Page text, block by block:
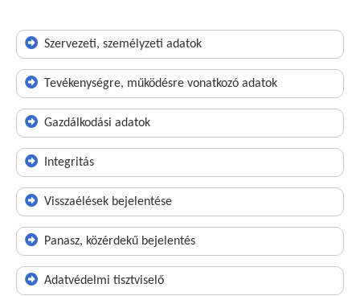
Szervezeti, személyzeti adatok
Tevékenységre, működésre vonatkozó adatok
Gazdálkodási adatok
Integritás
Visszaélések bejelentése
Panasz, közérdekű bejelentés
Adatvédelmi tisztviselő